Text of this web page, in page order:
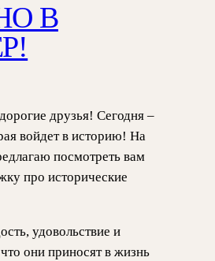
В
друзья! Сегодня –
войдет в историю! На
посмотреть вам
про исторические
удовольствие и
они приносят в жизнь